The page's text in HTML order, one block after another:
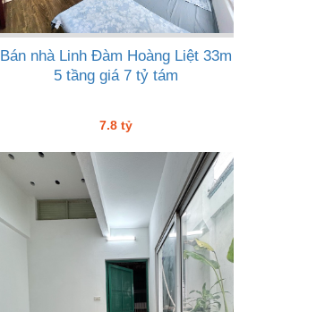
Bán nhà Linh Đàm Hoàng Liệt 33m
5 tầng giá 7 tỷ tám
7.8 tỷ